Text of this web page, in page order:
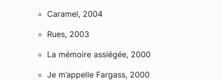
Caramel, 2004
Rues, 2003
La mémoire assiégée, 2000
Je m’appelle Fargass, 2000